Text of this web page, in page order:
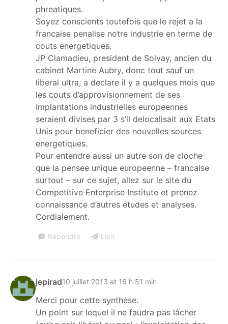
phreatiques.
Soyez conscients toutefois que le rejet a la
francaise penalise notre industrie en terme de
couts energetiques.
JP Clamadieu, president de Solvay, ancien du
cabinet Martine Aubry, donc tout sauf un
liberal ultra, a declare il y a quelques mois que
les couts d’approvisionnement de ses
implantations industrielles europeennes
seraient divises par 3 s’il delocalisait aux Etats
Unis pour beneficier des nouvelles sources
energetiques.
Pour entendre aussi un autre son de cloche
que la pensee unique europeenne – francaise
surtout – sur ce sujet, allez sur le site du
Competitive Enterprise Institute et prenez
connaissance d’autres etudes et analyses.
Cordialement.
Répondre Lien
jepirad10 juillet 2013 at 16 h 51 min
Merci pour cette synthèse.
Un point sur lequel il ne faudra pas lâcher